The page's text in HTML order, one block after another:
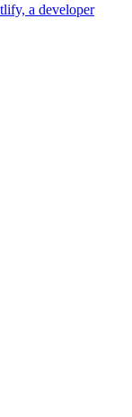
a developer